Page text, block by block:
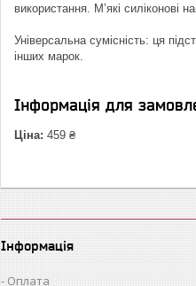
використання. М’які силіконові
Універсальна сумісність: ця
інших марок.
Інформація для
Ціна: 459 ₴
Інформація
Оплата